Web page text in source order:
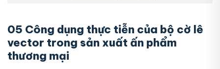
05 Công dụng thực tiễn của bộ cờ lê
vector trong sản xuất ấn phẩm
thương mại